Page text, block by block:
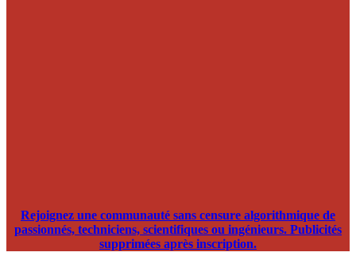
Rejoignez une communauté sans censure algorithmique de
passionnés, techniciens, scientifiques ou ingénieurs. Publicités
supprimées après inscription.